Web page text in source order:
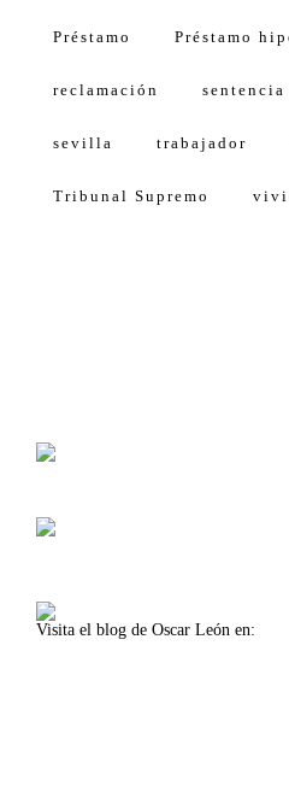
Préstamo Préstamo
reclamación sentencia
sevilla trabajador
Tribunal Supremo
Visita el blog de Oscar León en: